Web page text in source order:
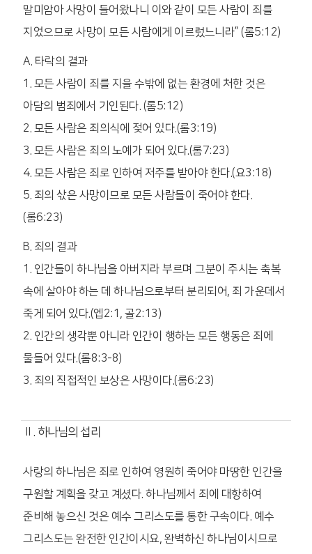
말미암아 사망이 들어왔나니 이와 같이 모든 사람이 죄를
지었으므로 사망이 모든 사람에게 이르렀느니라” (롬5:12)
A. 타락의 결과
1. 모든 사람이 죄를 지을 수밖에 없는 환경에 처한 것은
아담의 범죄에서 기인된다. (롬5:12)
2. 모든 사람은 죄의식에 젖어 있다.(롬3:19)
3. 모든 사람은 죄의 노예가 되어 있다.(롬7:23)
4. 모든 사람은 죄로 인하여 저주를 받아야 한다.(요3:18)
5. 죄의 삯은 사망이므로 모든 사람들이 죽어야 한다.
(롬6:23)
B. 죄의 결과
1. 인간들이 하나님을 아버지라 부르며 그분이 주시는 축복
속에 살아야 하는 데 하나님으로부터 분리되어, 죄 가운데서
죽게 되어 있다.(엡2:1, 골2:13)
2. 인간의 생각뿐 아니라 인간이 행하는 모든 행동은 죄에
물들어 있다.(롬8:3-8)
3. 죄의 직접적인 보상은 사망이다.(롬6:23)
Ⅱ. 하나님의 섭리
사랑의 하나님은 죄로 인하여 영원히 죽어야 마땅한 인간을
구원할 계획을 갖고 계셨다. 하나님께서 죄에 대항하여
준비해 놓으신 것은 예수 그리스도를 통한 구속이다. 예수
그리스도는 완전한 인간이시요, 완벽하신 하나님이시므로